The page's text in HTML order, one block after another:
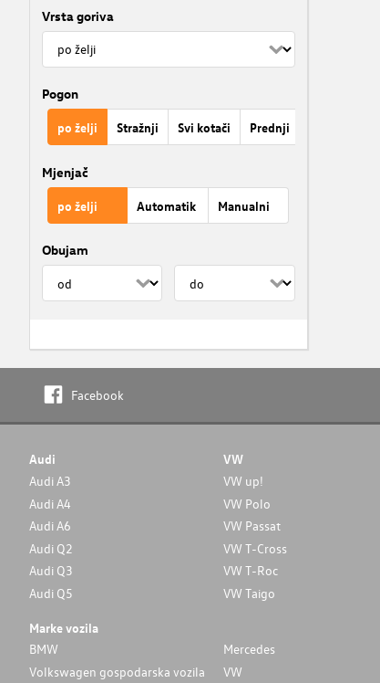
Vrsta goriva
Pogon
po želji Stražnji Svi kotači Prednji
Mjenjač
po želji Automatik Manualni
Obujam
Facebook
Audi
Audi A3
Audi A4
Audi A6
Audi Q2
Audi Q3
Audi Q5
VW
VW up!
VW Polo
VW Passat
VW T-Cross
VW T-Roc
VW Taigo
Marke vozila
BMW
Mercedes
Volkswagen gospodarska vozila
VW